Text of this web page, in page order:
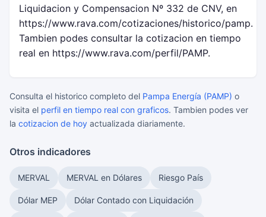
Liquidacion y Compensacion Nº 332 de CNV, en
https://www.rava.com/cotizaciones/historico/pamp.
Tambien podes consultar la cotizacion en tiempo
real en https://www.rava.com/perfil/PAMP.
Consulta el historico completo del Pampa Energía (PAMP) o
visita el perfil en tiempo real con graficos. Tambien podes ver
la cotizacion de hoy actualizada diariamente.
Otros indicadores
MERVAL MERVAL en Dólares Riesgo País
Dólar MEP Dólar Contado con Liquidación